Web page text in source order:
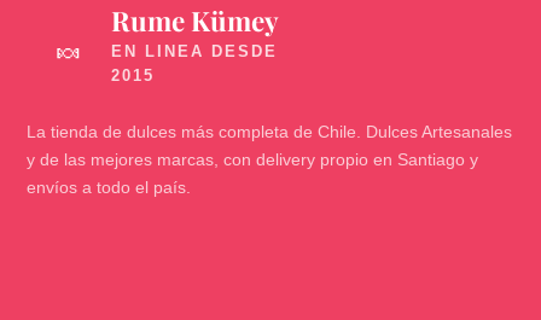
🍬
Rume Kümey
La tienda de dulces más completa de Chile. Dulces Artesanales
y de las mejores marcas, con delivery propio en Santiago y
envíos a todo el país.